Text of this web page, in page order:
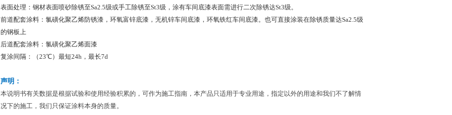
表面处理：钢材表面喷砂除锈至Sa2.5级或手工除锈至St3级，涂有车间底漆表面需进行二次除锈达St3级。
前道配套涂料：氯磺化聚乙烯防锈漆，环氧富锌底漆，无机锌车间底漆，环氧铁红车间底漆。也可直接涂装在除锈质量达Sa2.5级
的钢板上
后道配套涂料：氯磺化聚乙烯面漆
复涂间隔：（23℃）最短24h，最长7d
声明：
本说明书有关数据是根据试验和使用经验积累的，可作为施工指南，本产品只适用于专业用途，指定以外的用途和我们不了解情
况下的施工，我们只保证涂料本身的质量。